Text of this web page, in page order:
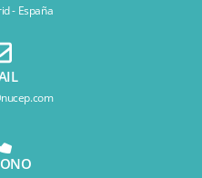
- España